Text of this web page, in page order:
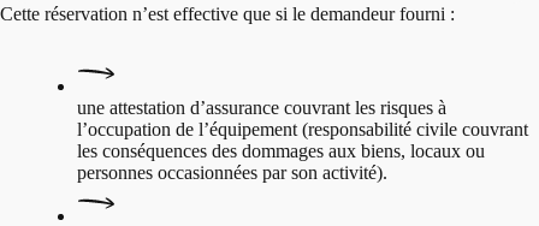
Cette réservation n’est effective que si le demandeur fourni :
une attestation d’assurance couvrant les risques à
l’occupation de l’équipement (responsabilité civile couvrant
les conséquences des dommages aux biens, locaux ou
personnes occasionnées par son activité).